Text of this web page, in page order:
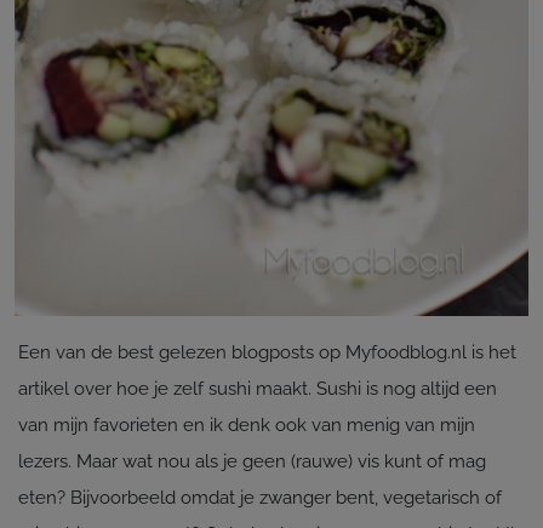
Een van de best gelezen blogposts op Myfoodblog.nl is het
artikel over hoe je zelf sushi maakt. Sushi is nog altijd een
van mijn favorieten en ik denk ook van menig van mijn
lezers. Maar wat nou als je geen (rauwe) vis kunt of mag
eten? Bijvoorbeeld omdat je zwanger bent, vegetarisch of